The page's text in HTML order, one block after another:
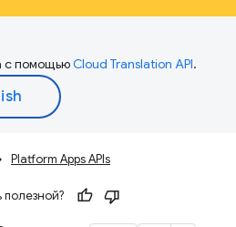
с помощьюCloud Translation API.
Platform Apps APIs